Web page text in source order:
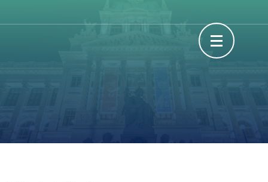
toOpera Pragensia